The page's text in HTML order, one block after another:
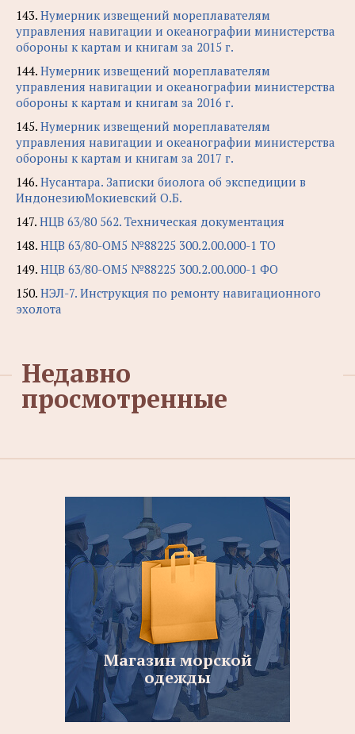
143. Нумерник извещений мореплавателям
управления навигации и океанографии министерства
обороны к картам и книгам за 2015 г.
144. Нумерник извещений мореплавателям
управления навигации и океанографии министерства
обороны к картам и книгам за 2016 г.
145. Нумерник извещений мореплавателям
управления навигации и океанографии министерства
обороны к картам и книгам за 2017 г.
146. Нусантара. Записки биолога об экспедиции в
ИндонезиюМокиевский О.Б.
147. НЦВ 63/80 562. Техническая документация
148. НЦВ 63/80-ОМ5 №88225 300.2.00.000-1 ТО
149. НЦВ 63/80-ОМ5 №88225 300.2.00.000-1 ФО
150. НЭЛ-7. Инструкция по ремонту навигационного
эхолота
Недавно
просмотренные
Магазин морской
одежды